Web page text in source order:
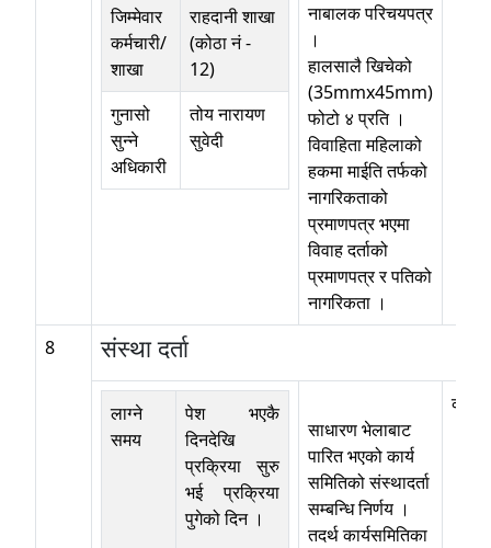
जिम्मेवार
कर्मचारी/
शाखा
राहदानी शाखा
(कोठा नं -
12)
गुनासो
सुन्ने
अधिकारी
तोय नारायण
सुवेदी
नाबालक परिचयपत्र
।
हालसालै खिचेको
(35mmx45mm)
फोटो ४ प्रति ।
विवाहिता महिलाको
हकमा माईति तर्फको
नागरिकताको
प्रमाणपत्र भएमा
विवाह दर्ताको
प्रमाणपत्र र पतिको
नागरिकता ।
8 संस्था दर्ता
लाग्ने
समय
पेश भएकै
दिनदेखि
प्रक्रिया सुरु
भई प्रक्रिया
पुगेको दिन ।
साधारण भेलाबाट
पारित भएको कार्य
समितिको संस्थादर्ता
सम्बन्धि निर्णय ।
तदर्थ कार्यसमितिका